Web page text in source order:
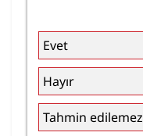
Evet
Hayır
Tahmin edilemez